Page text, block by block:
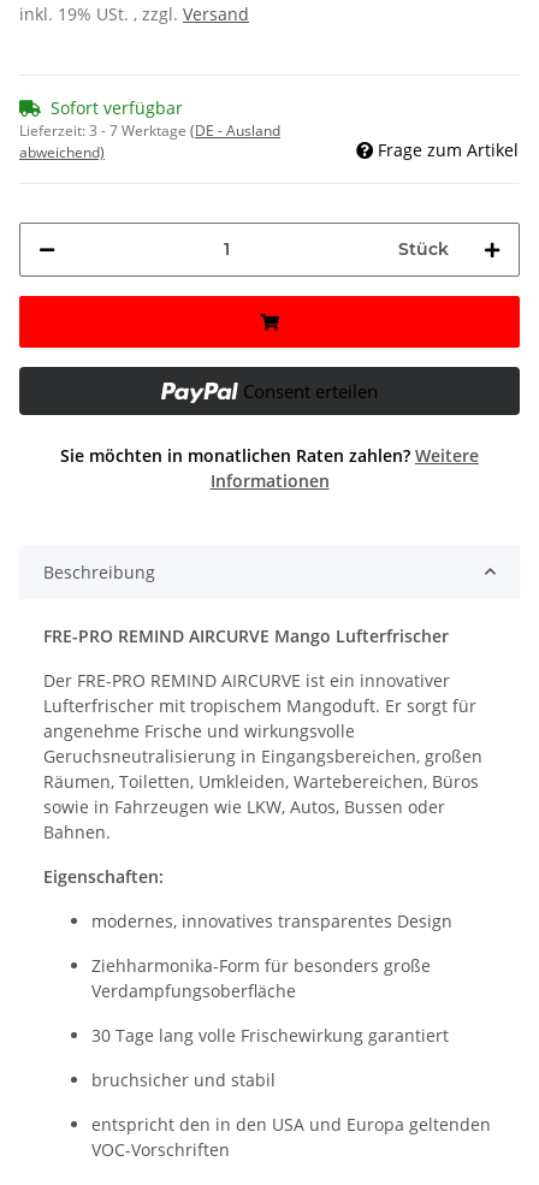
inkl. 19% USt. , zzgl. Versand
Sofort verfügbar
Lieferzeit:3 - 7 Werktage (DE - Ausland
abweichend)
Frage zum Artikel
Stück
Consent erteilen
Sie möchten in monatlichen Raten zahlen? Weitere
Informationen
Beschreibung
FRE-PRO REMIND AIRCURVE Mango Lufterfrischer
Der FRE-PRO REMIND AIRCURVE ist ein innovativer
Lufterfrischer mit tropischem Mangoduft. Er sorgt für
angenehme Frische und wirkungsvolle
Geruchsneutralisierung in Eingangsbereichen, großen
Räumen, Toiletten, Umkleiden, Wartebereichen, Büros
sowie in Fahrzeugen wie LKW, Autos, Bussen oder
Bahnen.
Eigenschaften:
modernes, innovatives transparentes Design
Ziehharmonika-Form für besonders große
Verdampfungsoberfläche
30 Tage lang volle Frischewirkung garantiert
bruchsicher und stabil
entspricht den in den USA und Europa geltenden
VOC-Vorschriften